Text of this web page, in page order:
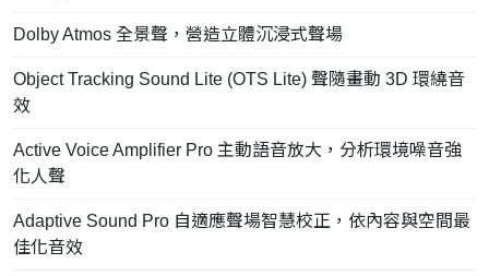
Dolby Atmos 全景聲，營造立體沉浸式聲場
Object Tracking Sound Lite (OTS Lite) 聲隨畫動 3D 環繞音
效
Active Voice Amplifier Pro 主動語音放大，分析環境噪音強
化人聲
Adaptive Sound Pro 自適應聲場智慧校正，依內容與空間最
佳化音效